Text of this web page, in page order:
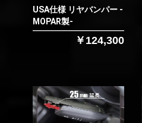
USA仕様 リヤバンパー -
MOPAR製-
￥124,300